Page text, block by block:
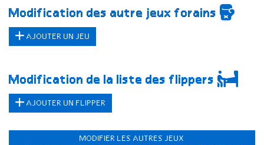
Modification des autre jeux forains
AJOUTER UN JEU
Modification de la liste des flippers
AJOUTER UN FLIPPER
MODIFIER LES AUTRES JEUX